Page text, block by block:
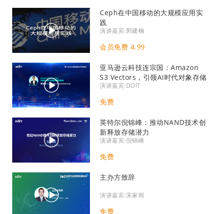
Ceph在中国移动的大规模应用实
践
演讲嘉宾:郭建楠
会员免费 4.99
亚马逊云科技连宗国：Amazon
S3 Vectors，引领AI时代对象存储
新趋势
演讲嘉宾:DOIT
免费
英特尔倪锦峰：推动NAND技术创
新释放存储潜力
演讲嘉宾:倪锦峰
免费
主办方致辞
演讲嘉宾:宋家雨
免费